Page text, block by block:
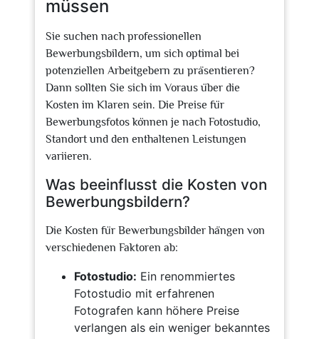
müssen
Sie suchen nach professionellen
Bewerbungsbildern, um sich optimal bei
potenziellen Arbeitgebern zu präsentieren?
Dann sollten Sie sich im Voraus über die
Kosten im Klaren sein. Die Preise für
Bewerbungsfotos können je nach Fotostudio,
Standort und den enthaltenen Leistungen
variieren.
Was beeinflusst die Kosten von
Bewerbungsbildern?
Die Kosten für Bewerbungsbilder hängen von
verschiedenen Faktoren ab:
Fotostudio: Ein renommiertes
Fotostudio mit erfahrenen
Fotografen kann höhere Preise
verlangen als ein weniger bekanntes